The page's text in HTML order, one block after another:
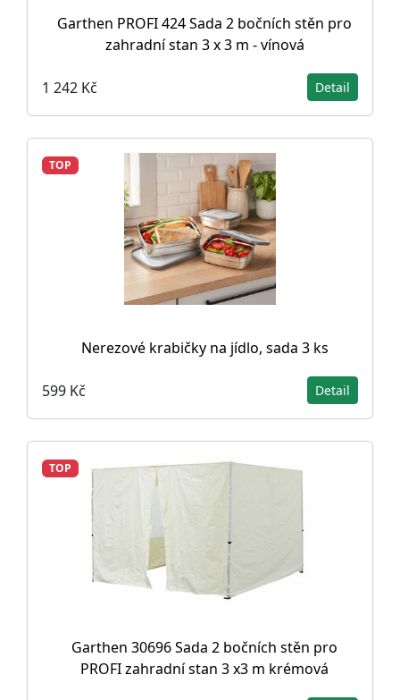
Garthen PROFI 424 Sada 2 bočních stěn pro
zahradní stan 3 x 3 m - vínová
1 242 Kč Detail
TOP
Nerezové krabičky na jídlo, sada 3 ks
599 Kč Detail
TOP
Garthen 30696 Sada 2 bočních stěn pro
PROFI zahradní stan 3 x3 m krémová